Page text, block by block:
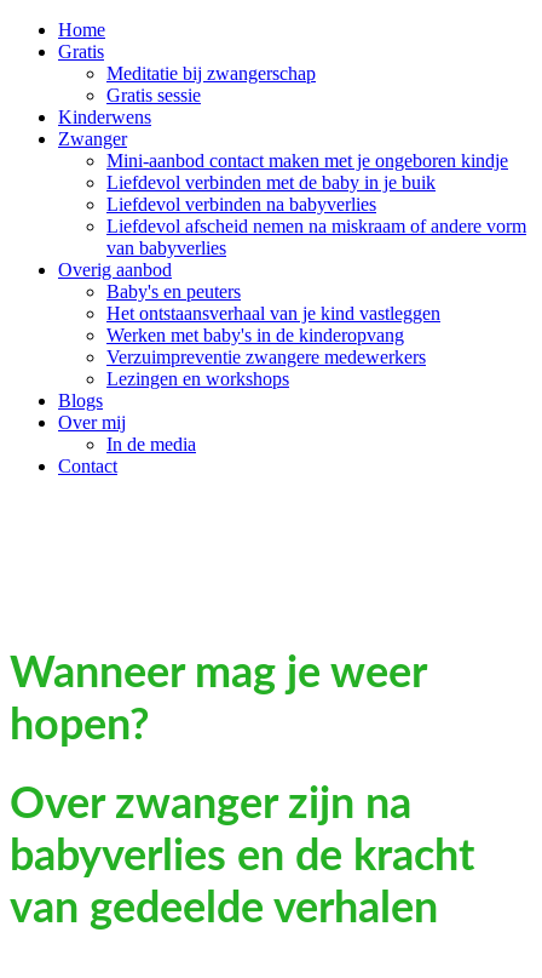
Home
Gratis
Meditatie bij zwangerschap
Gratis sessie
Kinderwens
Zwanger
Mini-aanbod contact maken met je ongeboren kindje
Liefdevol verbinden met de baby in je buik
Liefdevol verbinden na babyverlies
Liefdevol afscheid nemen na miskraam of andere vorm
van babyverlies
Overig aanbod
Baby's en peuters
Het ontstaansverhaal van je kind vastleggen
Werken met baby's in de kinderopvang
Verzuimpreventie zwangere medewerkers
Lezingen en workshops
Blogs
Over mij
In de media
Contact
Wanneer mag je weer
hopen?
Over zwanger zijn na
babyverlies en de kracht
van gedeelde verhalen